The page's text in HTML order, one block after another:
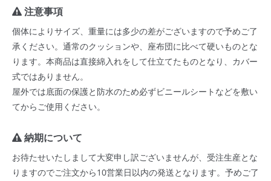
注意事項
個体によりサイズ、重量には多少の差がございますので予めご了
承ください。通常のクッションや、座布団に比べて硬いものとな
ります。本商品は直接綿入れをして仕立てたものとなり、カバー
式ではありません。
屋外では底面の保護と防水のため必ずビニールシートなどを敷い
てからご使用ください。
納期について
お待たせいたしまして大変申し訳ございませんが、受注生産とな
りますのでご注文から10営業日以内の発送となります。予めご了